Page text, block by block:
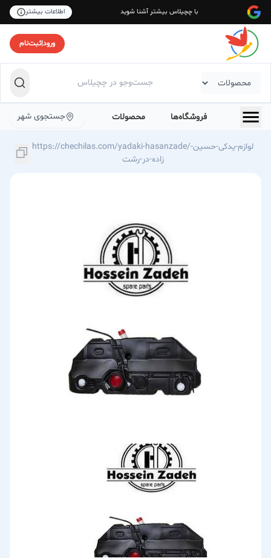
با چچیلاس بیشتر آشنا شوید اطلاعات بیشتر
ورود|ثبت‌نام
فروشگاه‌ها محصولات جستجوی شهر
https://chechilas.com/yadaki-hasanzade/لوازم-یدکی-حسین-
زاده-در-رشت